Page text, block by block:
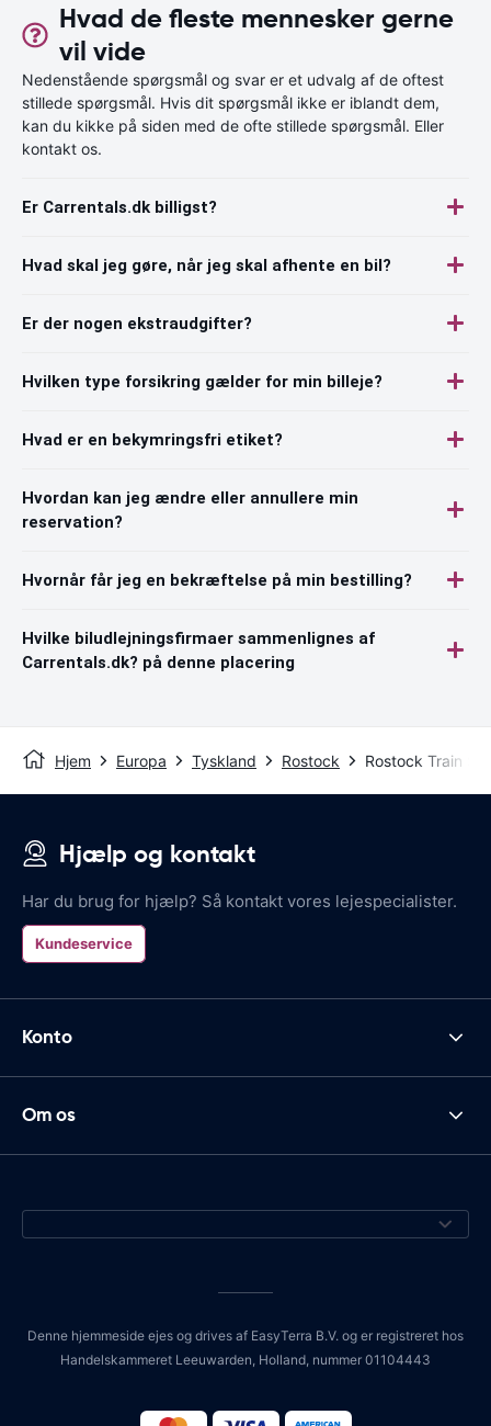
Hvad de fleste mennesker gerne
vil vide
Nedenstående spørgsmål og svar er et udvalg af de oftest
stillede spørgsmål. Hvis dit spørgsmål ikke er iblandt dem,
kan du kikke på siden med de ofte stillede spørgsmål. Eller
kontakt os.
Er Carrentals.dk billigst?
Hvad skal jeg gøre, når jeg skal afhente en bil?
Er der nogen ekstraudgifter?
Hvilken type forsikring gælder for min billeje?
Hvad er en bekymringsfri etiket?
Hvordan kan jeg ændre eller annullere min
reservation?
Hvornår får jeg en bekræftelse på min bestilling?
Hvilke biludlejningsfirmaer sammenlignes af
Carrentals.dk? på denne placering
Hjem Europa Tyskland Rostock Rostock Train
Hjælp og kontakt
Har du brug for hjælp? Så kontakt vores lejespecialister.
Kundeservice
Konto
Om os
Denne hjemmeside ejes og drives af EasyTerra B.V. og er registreret hos
Handelskammeret Leeuwarden, Holland, nummer 01104443